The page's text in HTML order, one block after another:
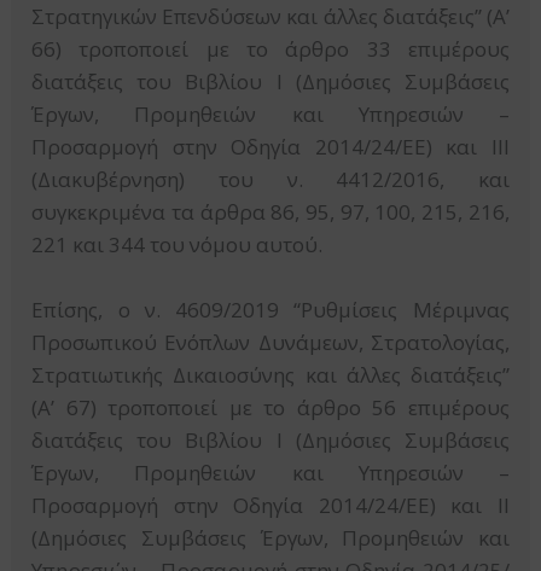
Στρατηγικών Επενδύσεων και άλλες διατάξεις” (Α’
66) τροποποιεί με το άρθρο 33 επιμέρους
διατάξεις του Βιβλίου I (Δημόσιες Συμβάσεις
Έργων, Προμηθειών και Υπηρεσιών –
Προσαρμογή στην Οδηγία 2014/24/ΕΕ) και ΙΙΙ
(Διακυβέρνηση) του ν. 4412/2016, και
συγκεκριμένα τα άρθρα 86, 95, 97, 100, 215, 216,
221 και 344 του νόμου αυτού.
Επίσης, ο ν. 4609/2019 “Ρυθμίσεις Μέριμνας
Προσωπικού Ενόπλων Δυνάμεων, Στρατολογίας,
Στρατιωτικής Δικαιοσύνης και άλλες διατάξεις”
(Α’ 67) τροποποιεί με το άρθρο 56 επιμέρους
διατάξεις του Βιβλίου I (Δημόσιες Συμβάσεις
Έργων, Προμηθειών και Υπηρεσιών –
Προσαρμογή στην Οδηγία 2014/24/ΕΕ) και ΙΙ
(Δημόσιες Συμβάσεις Έργων, Προμηθειών και